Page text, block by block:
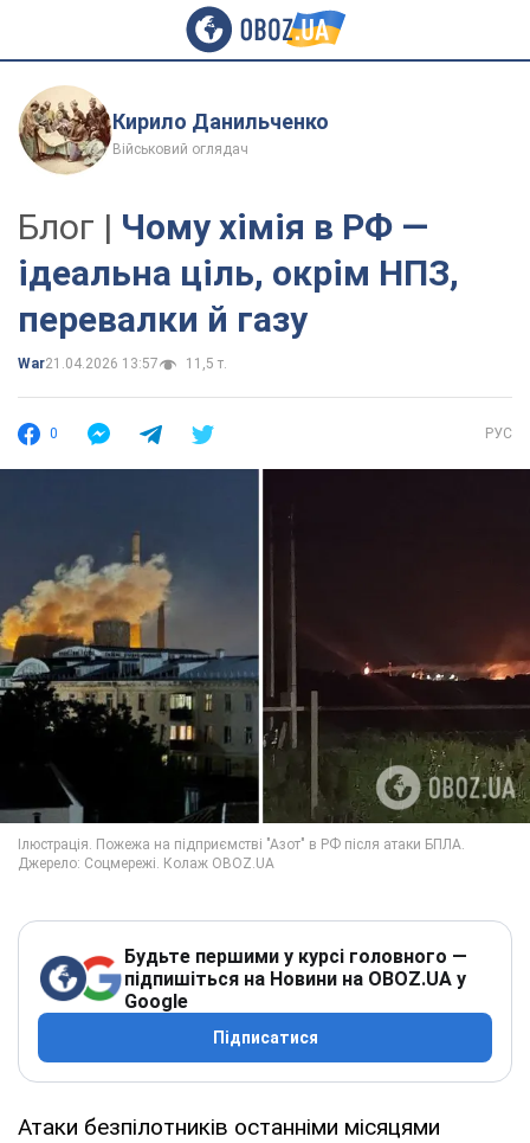
Кирило Данильченко
Військовий оглядач
Блог | Чому хімія в РФ —
ідеальна ціль, окрім НПЗ,
перевалки й газу
War21.04.2026 13:57 11,5 т.
0 РУС
Будьте першими у курсі головного —
підпишіться на Новини на OBOZ.UA у
Google
Підписатися
Атаки безпілотників останніми місяцями